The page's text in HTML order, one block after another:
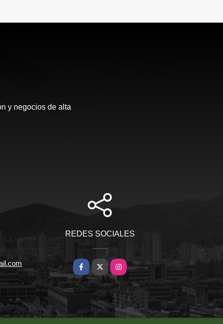
y negocios de alta
REDES SOCIALES
Facebook
X Instagram